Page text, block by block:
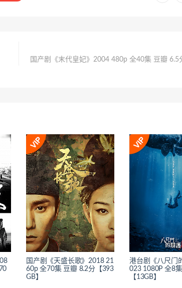
国产剧《末代皇妃》2004 480p 全40集 豆瓣 6.5
国产剧《天盛长歌》2018 21
60p 全70集 豆瓣 8.2分【393
GB】
港台剧《八尺门
023 1080P 全8
【13GB】